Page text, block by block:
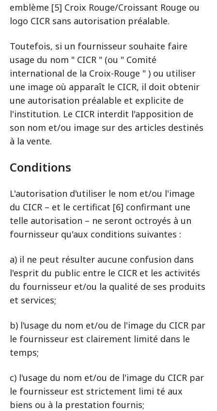
emblème [5] Croix Rouge/Croissant Rouge ou
logo CICR sans autorisation préalable.
Toutefois, si un fournisseur souhaite faire
usage du nom " CICR " (ou " Comité
international de la Croix-Rouge " ) ou utiliser
une image où apparaît le CICR, il doit obtenir
une autorisation préalable et explicite de
l'institution. Le CICR interdit l'apposition de
son nom et/ou image sur des articles destinés
à la vente.
Conditions
L'autorisation d'utiliser le nom et/ou l'image
du CICR – et le certificat [6] confirmant une
telle autorisation – ne seront octroyés à un
fournisseur qu'aux conditions suivantes :
a) il ne peut résulter aucune confusion dans
l'esprit du public entre le CICR et les activités
du fournisseur et/ou la qualité de ses produits
et services;
b) l'usage du nom et/ou de l'image du CICR par
le fournisseur est clairement limité dans le
temps;
c) l'usage du nom et/ou de l'image du CICR par
le fournisseur est strictement limi té aux
biens ou à la prestation fournis;